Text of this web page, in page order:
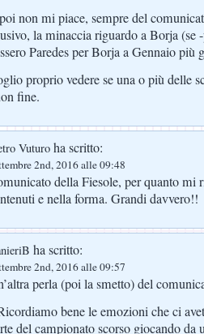
non mi piace, sempre del
la minaccia riguardo a Borja (se
Paredes per Borja a Gennaio più
proprio vedere se una o più delle
fine.
Vuturo ha scritto:
2nd, 2016 alle 09:48
della Fiesole, per quanto mi
e nella forma. Grandi davvero!!
ha scritto:
2nd, 2016 alle 09:57
perla (poi la smetto) del
bene le emozioni che ci
del campionato scorso giocando da